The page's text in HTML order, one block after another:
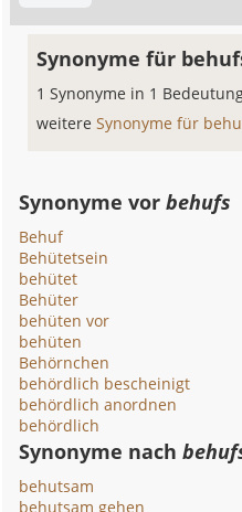
Synonyme für
1 Synonyme in 1
weitereSynonyme für
Synonyme vorbehufs
Behuf
Behütetsein
behütet
Behüter
behüten vor
behüten
Behörnchen
behördlich bescheinigt
behördlich anordnen
behördlich
Synonyme nach
behutsam
behutsam gehen